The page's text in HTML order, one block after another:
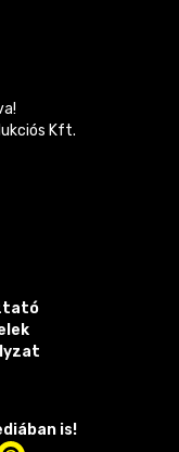
Kft.
is!